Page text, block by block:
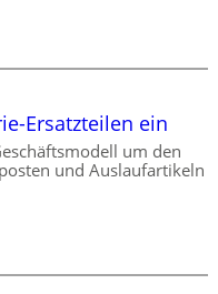
Ersatzteilen ein
um den
und Auslaufartikeln